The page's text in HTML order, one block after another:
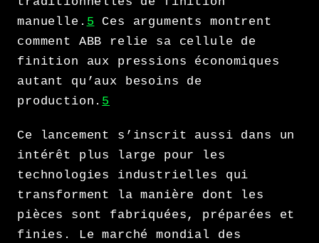
manuelle. 5 Ces arguments montrent
comment ABB relie sa cellule de
finition aux pressions économiques
autant qu’aux besoins de
production. 5
Ce lancement s’inscrit aussi dans un
intérêt plus large pour les
technologies industrielles qui
transforment la manière dont les
pièces sont fabriquées, préparées et
finies. Le marché mondial des